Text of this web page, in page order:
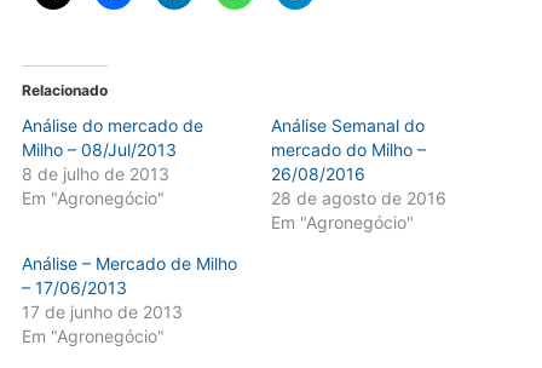
Relacionado
Análise do mercado de
Milho – 08/Jul/2013
8 de julho de 2013
Em "Agronegócio"
Análise Semanal do
mercado do Milho –
26/08/2016
28 de agosto de 2016
Em "Agronegócio"
Análise – Mercado de Milho
– 17/06/2013
17 de junho de 2013
Em "Agronegócio"